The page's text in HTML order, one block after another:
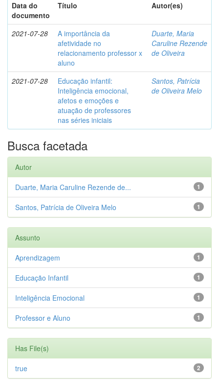
Data do
documento
Título Autor(es)
2021-07-28
A importância da
afetividade no
relacionamento professor x
aluno
Duarte, Maria
Caruline Rezende
de Oliveira
2021-07-28
Educação infantil:
Inteligência emocional,
afetos e emoções e
atuação de professores
nas séries iniciais
Santos, Patrícia
de Oliveira Melo
Busca facetada
Autor
1
Duarte, Maria Caruline Rezende de...
1
Santos, Patrícia de Oliveira Melo
Assunto
1
Aprendizagem
1
Educação Infantil
1
Inteligência Emocional
1
Professor e Aluno
Has File(s)
2
true